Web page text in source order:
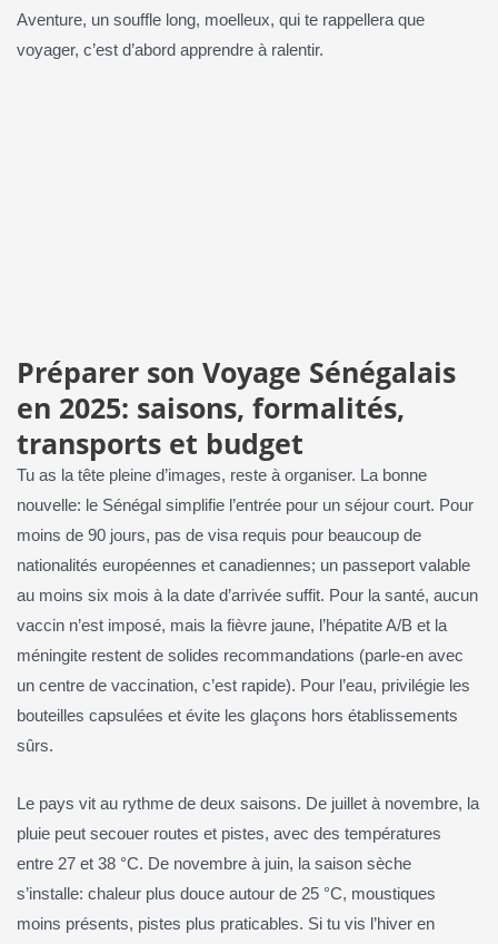
Aventure, un souffle long, moelleux, qui te rappellera que
voyager, c’est d’abord apprendre à ralentir.
Préparer son Voyage Sénégalais
en 2025: saisons, formalités,
transports et budget
Tu as la tête pleine d’images, reste à organiser. La bonne
nouvelle: le Sénégal simplifie l’entrée pour un séjour court. Pour
moins de 90 jours, pas de visa requis pour beaucoup de
nationalités européennes et canadiennes; un passeport valable
au moins six mois à la date d’arrivée suffit. Pour la santé, aucun
vaccin n’est imposé, mais la fièvre jaune, l’hépatite A/B et la
méningite restent de solides recommandations (parle‑en avec
un centre de vaccination, c’est rapide). Pour l’eau, privilégie les
bouteilles capsulées et évite les glaçons hors établissements
sûrs.
Le pays vit au rythme de deux saisons. De juillet à novembre, la
pluie peut secouer routes et pistes, avec des températures
entre 27 et 38 °C. De novembre à juin, la saison sèche
s’installe: chaleur plus douce autour de 25 °C, moustiques
moins présents, pistes plus praticables. Si tu vis l’hiver en